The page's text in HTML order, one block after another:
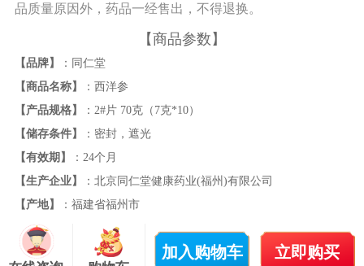
品质量原因外，药品一经售出，不得退换。
【商品参数】
【品牌】
：同仁堂
【商品名称】
：西洋参
【产品规格】
：2#片 70克（7克*10）
【储存条件】
：密封，遮光
【有效期】
：24个月
【生产企业】
：北京同仁堂健康药业(福州)有限公司
【产地】
：福建省福州市
加入购物车 立即购买